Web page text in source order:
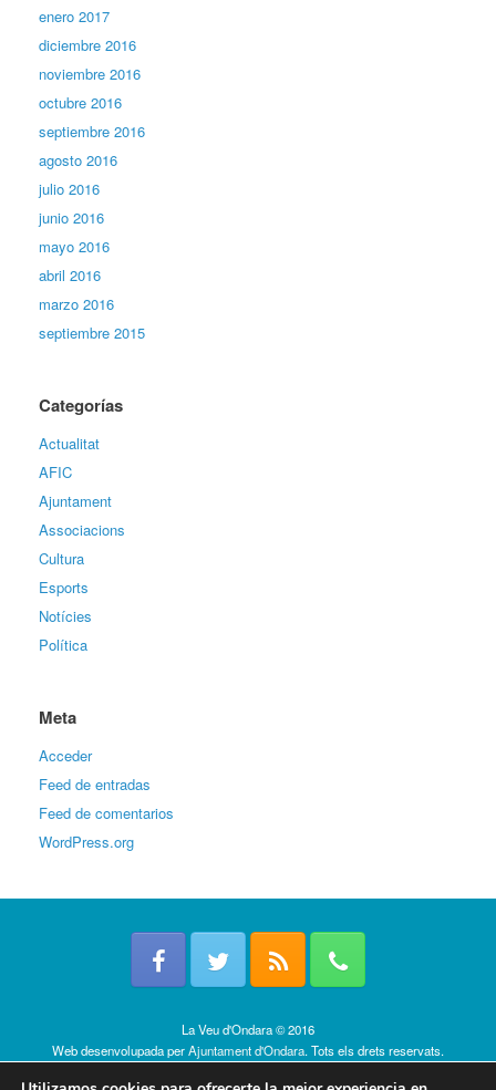
enero 2017
diciembre 2016
noviembre 2016
octubre 2016
septiembre 2016
agosto 2016
julio 2016
junio 2016
mayo 2016
abril 2016
marzo 2016
septiembre 2015
Categorías
Actualitat
AFIC
Ajuntament
Associacions
Cultura
Esports
Notícies
Política
Meta
Acceder
Feed de entradas
Feed de comentarios
WordPress.org
La Veu d'Ondara © 2016
Web desenvolupada perAjuntament d'Ondara. Tots els drets reservats.